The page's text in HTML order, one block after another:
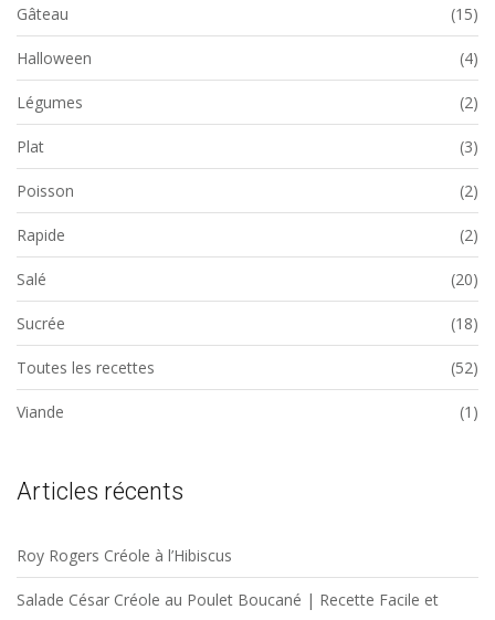
Gâteau (15)
Halloween (4)
Légumes (2)
Plat (3)
Poisson (2)
Rapide (2)
Salé (20)
Sucrée (18)
Toutes les recettes (52)
Viande (1)
Articles récents
Roy Rogers Créole à l’Hibiscus
Salade César Créole au Poulet Boucané | Recette Facile et